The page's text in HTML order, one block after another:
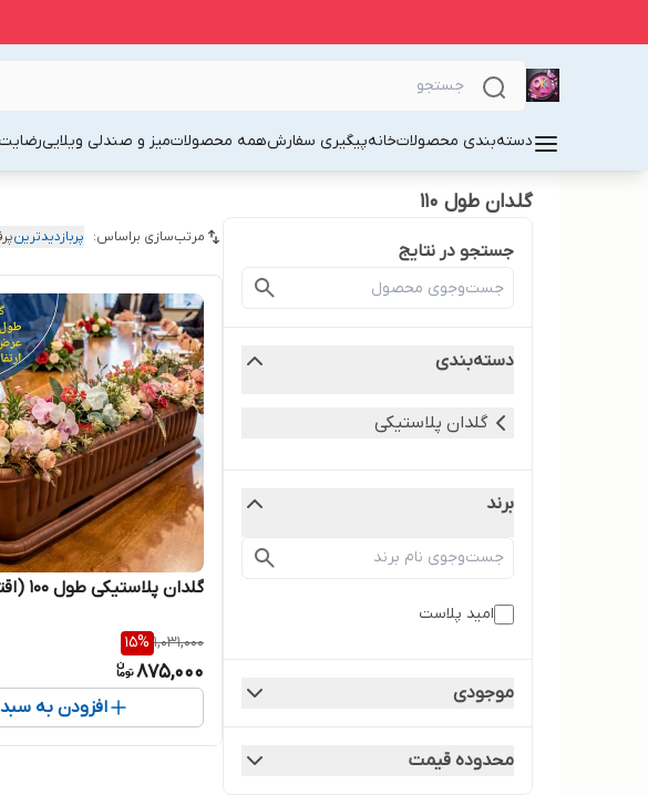
دسته‌بندی محصولاتخانهپیگیری سفارشهمه محصولاتمیز و صندلی ویلایی
گلدان طول ۱۱۰
جستجو در نتایج
دسته‌بندی
گلدان پلاستیکی
برند
امید پلاست
موجودی
محدوده قیمت
مرتب‌سازی براساس: پربازدیدترین
گلدان پلاستیکی طول ۱۰۰ (اقتصادی)
1,031,000
15%
875,000
افزودن به سبد